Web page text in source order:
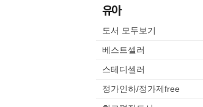
유아
도서 모두보기
베스트셀러
스테디셀러
정가인하/정가제free